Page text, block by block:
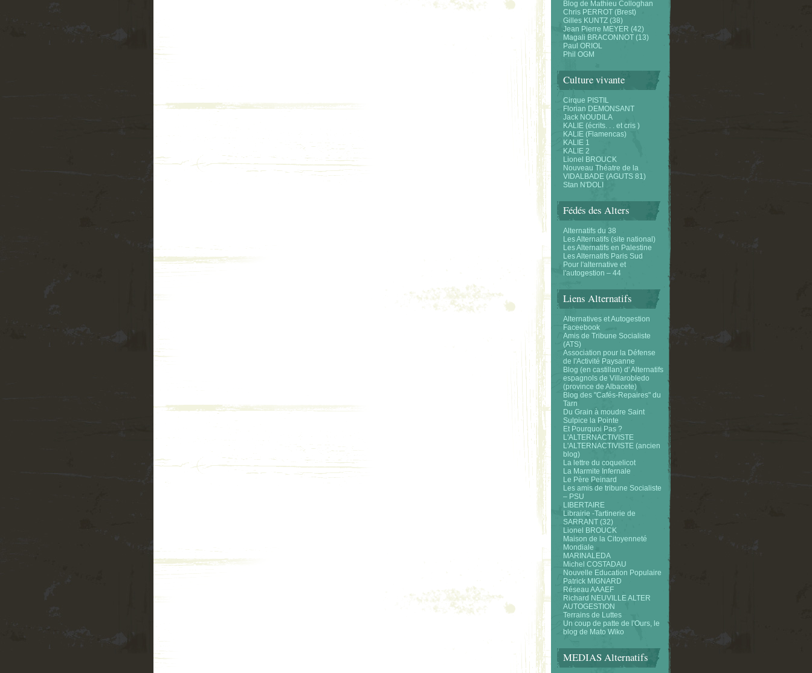
Blog de Mathieu Colloghan
Chris PERROT (Brest)
Gilles KUNTZ (38)
Jean Pierre MEYER (42)
Magali BRACONNOT (13)
Paul ORIOL
Phil OGM
Culture vivante
Cirque PISTIL
Florian DEMONSANT
Jack NOUDILA
KALIE (écrits. . . et cris )
KALIE (Flamencas)
KALIE 1
KALIE 2
Lionel BROUCK
Nouveau Théatre de la
VIDALBADE (AGUTS 81)
Stan N'DOLI
Fédés des Alters
Alternatifs du 38
Les Alternatifs (site national)
Les Alternatifs en Palestine
Les Alternatifs Paris Sud
Pour l'alternative et
l'autogestion – 44
Liens Alternatifs
Alternatives et Autogestion
Faceebook
Amis de Tribune Socialiste
(ATS)
Association pour la Défense
de l'Activité Paysanne
Blog (en castillan) d' Alternatifs
espagnols de Villarobledo
(province de Albacete)
Blog des "Cafés-Repaires" du
Tarn
Du Grain à moudre Saint
Sulpice la Pointe
Et Pourquoi Pas ?
L'ALTERNACTIVISTE
L'ALTERNACTIVISTE (ancien
blog)
La lettre du coquelicot
La Marmite Infernale
Le Père Peinard
Les amis de tribune Socialiste
– PSU
LIBERTAIRE
Librairie -Tartinerie de
SARRANT (32)
Lionel BROUCK
Maison de la Citoyenneté
Mondiale
MARINALEDA
Michel COSTADAU
Nouvelle Education Populaire
Patrick MIGNARD
Réseau AAAEF
Richard NEUVILLE ALTER
AUTOGESTION
Terrains de Luttes
Un coup de patte de l'Ours, le
blog de Mato Wiko
MEDIAS Alternatifs